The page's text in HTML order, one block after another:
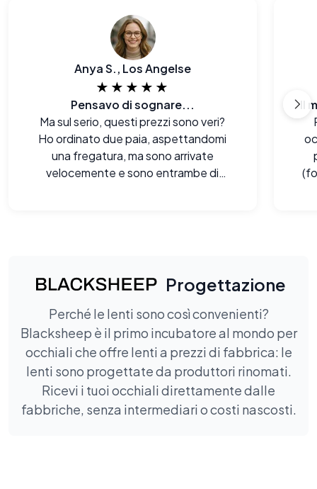
Anya S., Los Angelse
★★★★★
Pensavo di sognare...
Ma sul serio, questi prezzi sono veri?
Ho ordinato due paia, aspettandomi
una fregatura, ma sono arrivate
velocemente e sono entrambe di
Il
Progettazione
Perché le lenti sono così convenienti?
Blacksheep è il primo incubatore al mondo per
occhiali che offre lenti a prezzi di fabbrica: le
lenti sono progettate da produttori rinomati.
Ricevi i tuoi occhiali direttamente dalle
fabbriche, senza intermediari o costi nascosti.